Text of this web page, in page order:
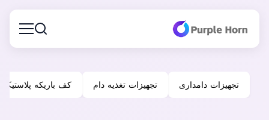
تجهیزات دامداری تجهیزات تغذیه دام کف باریکه پلاستیکی